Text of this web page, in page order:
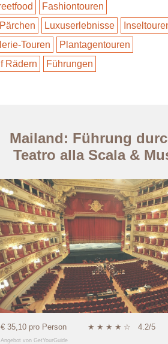
Fashiontouren
Luxuserlebnisse
Touren
Plantagentouren
Rädern
Führungen
Mailand: Führung
Teatro alla Scala &
€ 35,10 pro Person ★ ★ ★ ★ ☆ 4.2/5
Angebot von GetYourGuide